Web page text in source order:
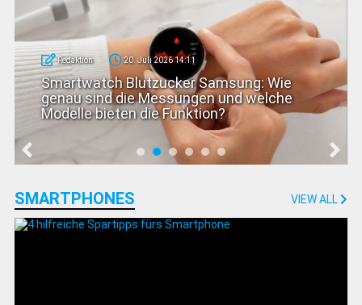
Redaktion 20. Juli 2026 14:11
Smartwatch Blutzucker Samsung: Wie
genau sind die Messungen und welche
Modelle bieten die Funktion?
SMARTPHONES VIEW ALL